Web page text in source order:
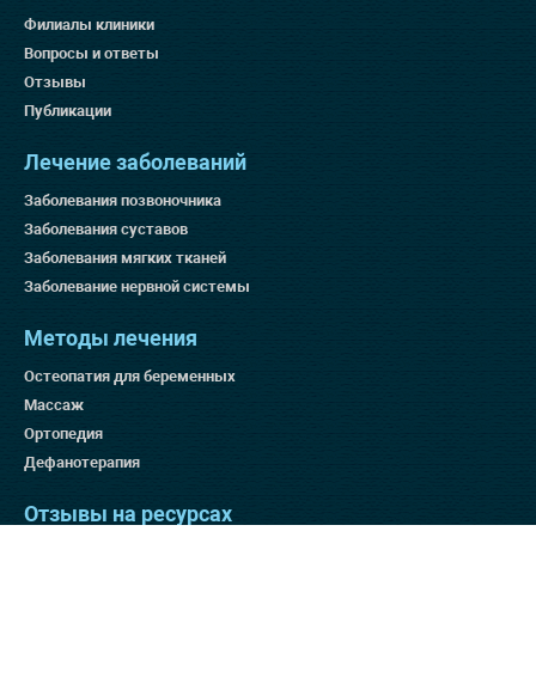
Филиалы клиники
Вопросы и ответы
Отзывы
Публикации
Лечение заболеваний
Заболевания позвоночника
Заболевания суставов
Заболевания мягких тканей
Заболевание нервной системы
Методы лечения
Остеопатия для беременных
Массаж
Ортопедия
Дефанотерапия
Отзывы на ресурсах